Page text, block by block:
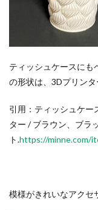
ティッシュケースにも
の形状は、3Dプリンタ
引用：ティッシュケー
ター / ブラウン、ブラ
ト.https://minne.com/
模様がきれいなアクセ